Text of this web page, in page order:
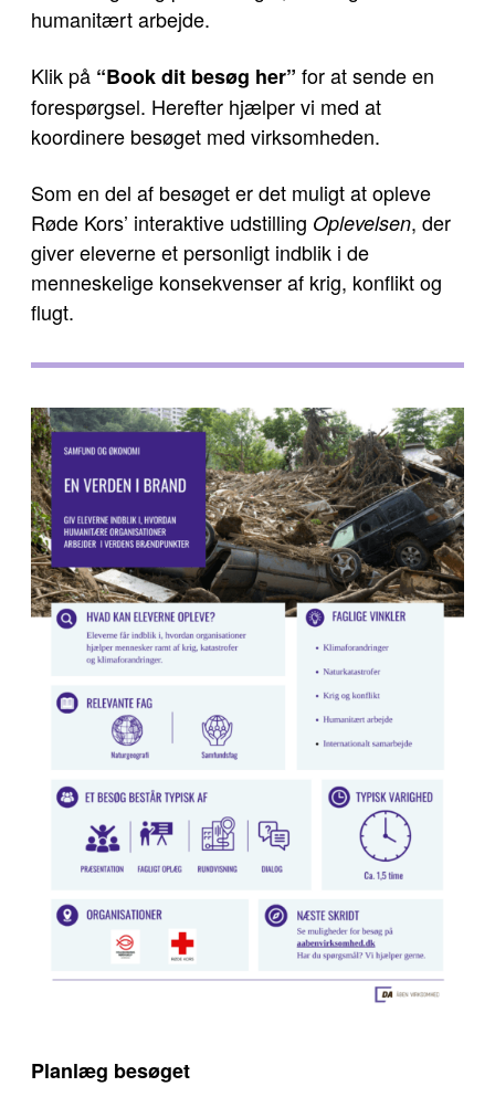
humanitært arbejde.
Klik på “Book dit besøg her” for at sende en
forespørgsel. Herefter hjælper vi med at
koordinere besøget med virksomheden.
Som en del af besøget er det muligt at opleve
Røde Kors’ interaktive udstilling Oplevelsen, der
giver eleverne et personligt indblik i de
menneskelige konsekvenser af krig, konflikt og
flugt.
Planlæg besøget